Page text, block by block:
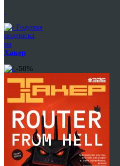
Годовая
подписка
на
Хакер
-50%